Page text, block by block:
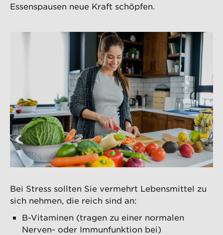
Essenspausen neue Kraft schöpfen.
Bei Stress sollten Sie vermehrt Lebensmittel zu
sich nehmen, die reich sind an:
B-Vitaminen (tragen zu einer normalen
Nerven- oder Immunfunktion bei)